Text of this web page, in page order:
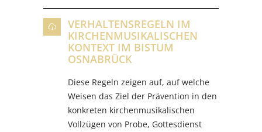
VERHALTENSREGELN IM
KIRCHENMUSIKALISCHEN
KONTEXT IM BISTUM
OSNABRÜCK
Diese Regeln zeigen auf, auf welche
Weisen das Ziel der Prävention in den
konkreten kirchenmusikalischen
Vollzügen von Probe, Gottesdienst